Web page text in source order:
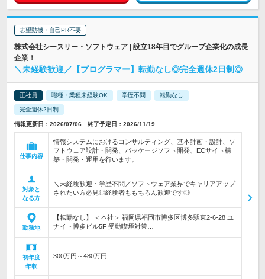
志望動機・自己PR不要
株式会社シースリー・ソフトウェア | 設立18年目でグループ企業化の成長
企業！
＼未経験歓迎／【プログラマー】転勤なし◎完全週休2日制◎
正社員 職種・業種未経験OK 学歴不問 転勤なし
完全週休2日制
情報更新日：2026/07/06 終了予定日：2026/11/19
仕事内容
情報システムにおけるコンサルティング、基本計画・設計、ソ
フトウェア設計・開発、パッケージソフト開発、ECサイト構
築・開発・運用を行います。
対象と
なる方
＼未経験歓迎・学歴不問／ソフトウェア業界でキャリアアップ
されたい方必見◎経験者ももちろん歓迎です◎
勤務地
【転勤なし】 ＜本社＞ 福岡県福岡市博多区博多駅東2-6-28 ユ
ナイト博多ビル5F 受動喫煙対策…
初年度
年収
300万円～480万円